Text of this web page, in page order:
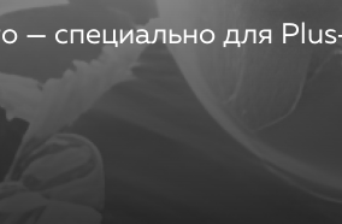
— специально для